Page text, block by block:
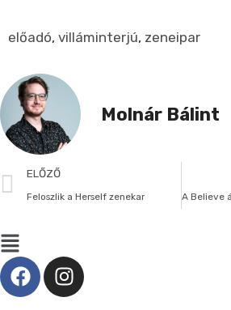
előadó, villáminterjú, zeneipar
Molnár Bálint
ELŐZŐ
Feloszlik a Herself zenekar